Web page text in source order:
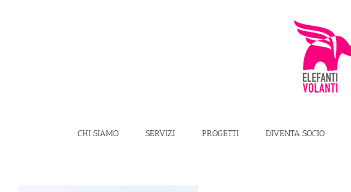
CHI SIAMO SERVIZI PROGETTI DIVENTA SOCIO